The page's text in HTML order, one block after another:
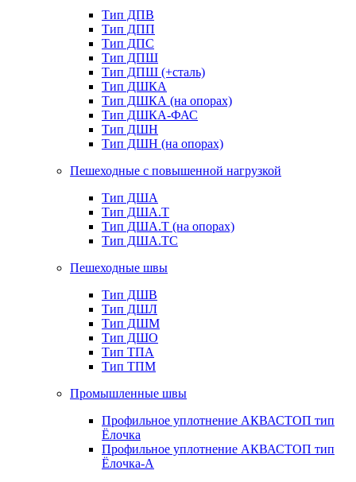
Тип ДПВ
Тип ДПП
Тип ДПС
Тип ДПШ
Тип ДПШ (+сталь)
Тип ДШКА
Тип ДШКА (на опорах)
Тип ДШКА-ФАС
Тип ДШН
Тип ДШН (на опорах)
Пешеходные с повышенной нагрузкой
Тип ДША
Тип ДША.Т
Тип ДША.Т (на опорах)
Тип ДША.ТС
Пешеходные швы
Тип ДШВ
Тип ДШЛ
Тип ДШМ
Тип ДШО
Тип ТПА
Тип ТПМ
Промышленные швы
Профильное уплотнение АКВАСТОП тип
Ёлочка
Профильное уплотнение АКВАСТОП тип
Ёлочка-А